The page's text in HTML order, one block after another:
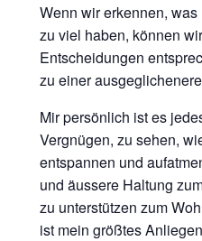
Wenn wir erkennen,
zu viel haben, können
Entscheidungen
zu einer
Mir persönlich ist es
Vergnügen, zu sehen,
entspannen und
und äussere Haltung
zu unterstützen zum
ist mein größtes